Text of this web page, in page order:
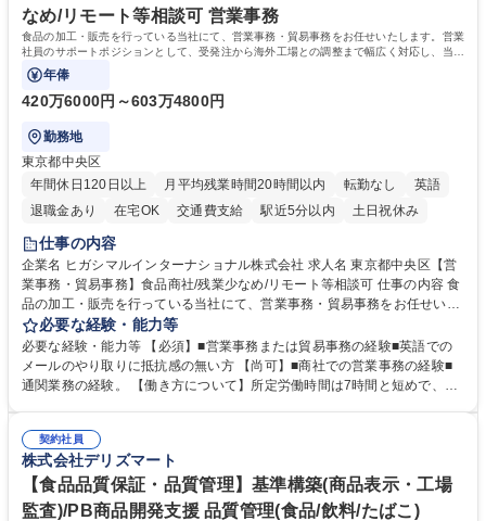
なめ/リモート等相談可 営業事務
食品の加工・販売を行っている当社にて、営業事務・貿易事務をお任せいたします。営業
社員のサポートポジションとして、受発注から海外工場との調整まで幅広く対応し、当社
事業の根幹を支えていただきます。
年俸
420万6000円～603万4800円
勤務地
東京都中央区
年間休日120日以上
月平均残業時間20時間以内 転勤なし
英語
退職金あり
在宅OK 交通費支給 駅近5分以内 土日祝休み
仕事の内容
企業名 ヒガシマルインターナショナル株式会社 求人名 東京都中央区【営
業事務・貿易事務】食品商社/残業少なめ/リモート等相談可 仕事の内容 食
品の加工・販売を行っている当社にて、営業事務・貿易事務をお任せいた
します。営業社員のサポートポジションとして、受発注から海外工場との
調整まで幅広く対応し、当社事業の根幹を支えていただきます。 ■受発注
業務、請求書発行 ■海外工場とのスケジュール調整 ■在庫管理 ■輸入書類
の確認・作成 ■配送手配 ■通関業者を通して行う輸出入業全般 ■倉庫との
ルプロデュースしているため、商品に関わる全ての業務をサポート頂きま
す。 募集職種 東京都中央区【営業事務・貿易事務】食品商社/残業少なめ/
リモート等相談可
必要な経験・能力等
必要な経験・能力等 【必須】■営業事務または貿易事務の経験■英語での
メールのやり取りに抵抗感の無い方 【尚可】■商社での営業事務の経験■
通関業務の経験。 【働き方について】所定労働時間は7時間と短めで、残
の強み】1991年の設立以来、外食産業を中心としたお客様の多様なニー
ズに沿った冷凍水産物等の生産・輸入・販売を一貫して手掛けています。
自社工場と海外拠点の強固な連携によるワンストップサービスが最大の強
みです。 学歴・資格 学歴：大学院 大学 語学力：英語 資格：
契約社員
株式会社デリズマート
【食品品質保証・品質管理】基準構築(商品表示・工場
監査)/PB商品開発支援 品質管理(食品/飲料/たばこ)